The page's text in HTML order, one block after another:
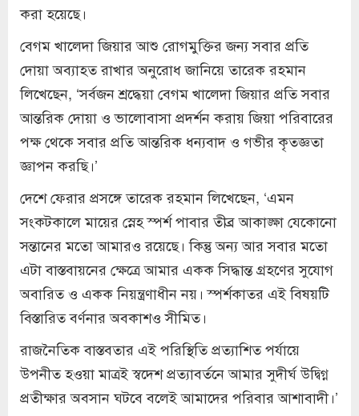
করা হয়েছে।
বেগম খালেদা জিয়ার আশু রোগমুক্তির জন্য সবার প্রতি
দোয়া অব্যাহত রাখার অনুরোধ জানিয়ে তারেক রহমান
লিখেছেন, ‘সর্বজন শ্রদ্ধেয়া বেগম খালেদা জিয়ার প্রতি সবার
আন্তরিক দোয়া ও ভালোবাসা প্রদর্শন করায় জিয়া পরিবারের
পক্ষ থেকে সবার প্রতি আন্তরিক ধন্যবাদ ও গভীর কৃতজ্ঞতা
জ্ঞাপন করছি।’
দেশে ফেরার প্রসঙ্গে তারেক রহমান লিখেছেন, ‘এমন
সংকটকালে মায়ের স্নেহ স্পর্শ পাবার তীব্র আকাঙ্ক্ষা যেকোনো
সন্তানের মতো আমারও রয়েছে। কিন্তু অন্য আর সবার মতো
এটা বাস্তবায়নের ক্ষেত্রে আমার একক সিদ্ধান্ত গ্রহণের সুযোগ
অবারিত ও একক নিয়ন্ত্রণাধীন নয়। স্পর্শকাতর এই বিষয়টি
বিস্তারিত বর্ণনার অবকাশও সীমিত।
রাজনৈতিক বাস্তবতার এই পরিস্থিতি প্রত্যাশিত পর্যায়ে
উপনীত হওয়া মাত্রই স্বদেশ প্রত্যাবর্তনে আমার সুদীর্ঘ উদ্বিগ্ন
প্রতীক্ষার অবসান ঘটবে বলেই আমাদের পরিবার আশাবাদী।’